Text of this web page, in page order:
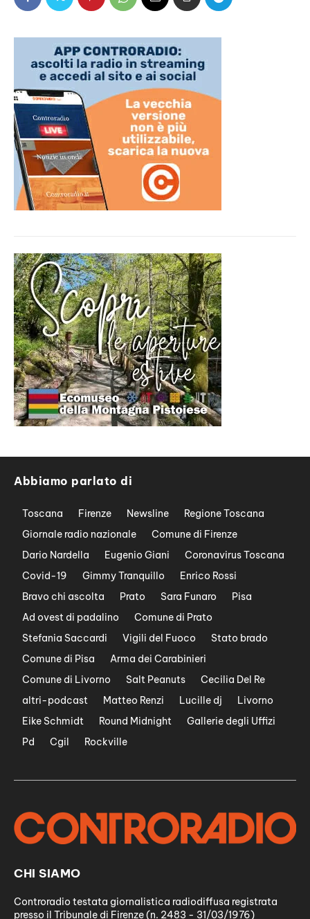
Abbiamo parlato di
Toscana Firenze Newsline
Regione Toscana
Giornale radio nazionale
Comune di Firenze
Dario Nardella
Eugenio Giani
Coronavirus Toscana
Covid-19
Gimmy Tranquillo
Enrico Rossi
Bravo chi ascolta
Prato Sara Funaro
Pisa
Ad ovest di padalino
Comune di Prato
Stefania Saccardi
Vigili del Fuoco
Stato brado
Comune di Pisa
Arma dei Carabinieri
Comune di Livorno
Salt Peanuts
Cecilia Del Re
altri-podcast
Matteo Renzi Lucille dj
Livorno
Eike Schmidt
Round Midnight
Gallerie degli Uffizi
Pd
Cgil Rockville
CHI SIAMO
Controradio testata giornalistica radiodiffusa registrata
presso il Tribunale di Firenze (n. 2483 - 31/03/1976)